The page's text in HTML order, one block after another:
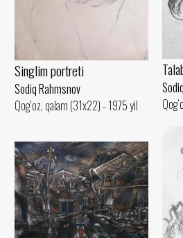
Singlim portreti
Sodiq Rahmsnov
Qog‘oz, qalam (31x22) - 1975 yil